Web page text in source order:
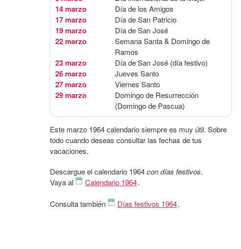
14 marzo Día de los Amigos
17 marzo Día de San Patricio
19 marzo Día de San José
22 marzo
Semana Santa & Domingo de
Ramos
23 marzo Día de San José (día festivo)
26 marzo Jueves Santo
27 marzo Viernes Santo
29 marzo
Domingo de Resurrección
(Domingo de Pascua)
Este marzo 1964 calendario siempre es muy útil. Sobre
todo cuando deseas consultar las fechas de tus
vacaciones.
Descargue el calendario 1964con días festivos.
Vaya al
Calendario 1964.
Consulta también Días festivos 1964.